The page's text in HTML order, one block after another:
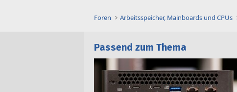
Foren Arbeitsspeicher, Mainboards und CPUs
Passend zum Thema